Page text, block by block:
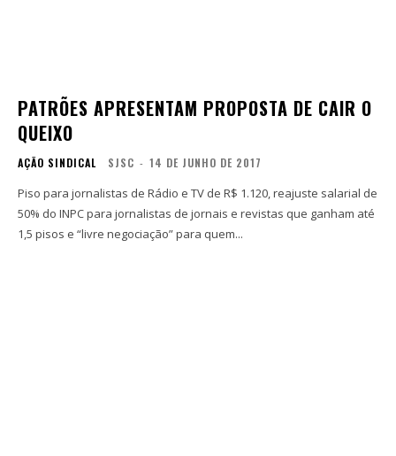
PATRÕES APRESENTAM PROPOSTA DE CAIR O
QUEIXO
AÇÃO SINDICAL SJSC - 14 DE JUNHO DE 2017
Piso para jornalistas de Rádio e TV de R$ 1.120, reajuste salarial de
50% do INPC para jornalistas de jornais e revistas que ganham até
1,5 pisos e “livre negociação” para quem...